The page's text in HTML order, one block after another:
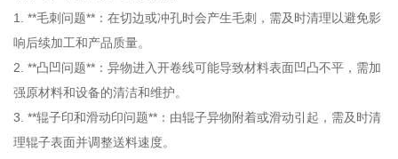
1. **毛刺问题**：在切边或冲孔时会产生毛刺，需及时清理以避免影
响后续加工和产品质量。
2. **凸凹问题**：异物进入开卷线可能导致材料表面凹凸不平，需加
强原材料和设备的清洁和维护。
3. **辊子印和滑动印问题**：由辊子异物附着或滑动引起，需及时清
理辊子表面并调整送料速度。